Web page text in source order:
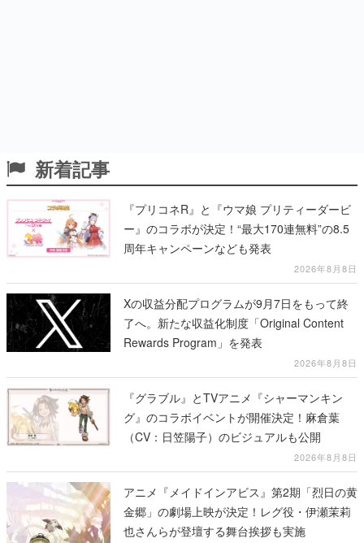
新着記事
『プリコネR』と『ウマ娘 プリティーダービ
ー』のコラボが決定！“最大170連無料”の8.5
周年キャンペーンなども発表
2026年8月8日
Xの収益分配プログラムが9月7日をもって終
了へ。新たな収益化制度「Original Content
Rewards Program」を発表
2026年8月8日
『グラブル』とTVアニメ『シャーマンキン
グ』のコラボイベントが開催決定！麻倉葉
（CV：日笠陽子）のビジュアルも公開
2026年8月8日
アニメ『メイドインアビス』第2期「烈日の黄
金郷」の劇場上映が決定！レグ役・伊瀬茉莉
也さんらが登壇する舞台挨拶も実施